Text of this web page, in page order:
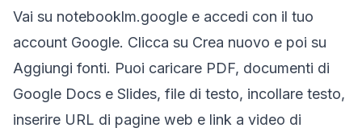
Vai su notebooklm.google e accedi con il tuo
account Google. Clicca su Crea nuovo e poi su
Aggiungi fonti. Puoi caricare PDF, documenti di
Google Docs e Slides, file di testo, incollare testo,
inserire URL di pagine web e link a video di